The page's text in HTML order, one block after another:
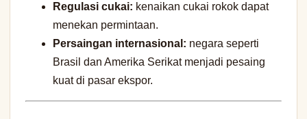
Regulasi cukai: kenaikan cukai rokok dapat
menekan permintaan.
Persaingan internasional: negara seperti
Brasil dan Amerika Serikat menjadi pesaing
kuat di pasar ekspor.